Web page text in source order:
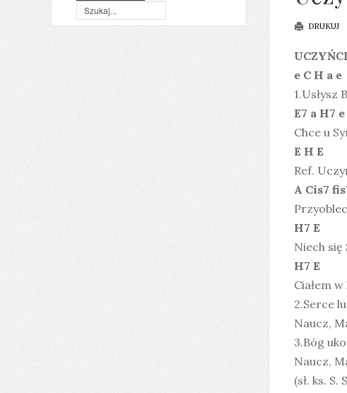
DRUKUJ
e C H a e
1.Usłysz
E7 a H7
Chce u
E H E
Ref.
A Cis7
H7 E
Niech się
H7 E
Ciałem
2.Serce
Naucz,
3.Bóg
Naucz,
(sł. ks.